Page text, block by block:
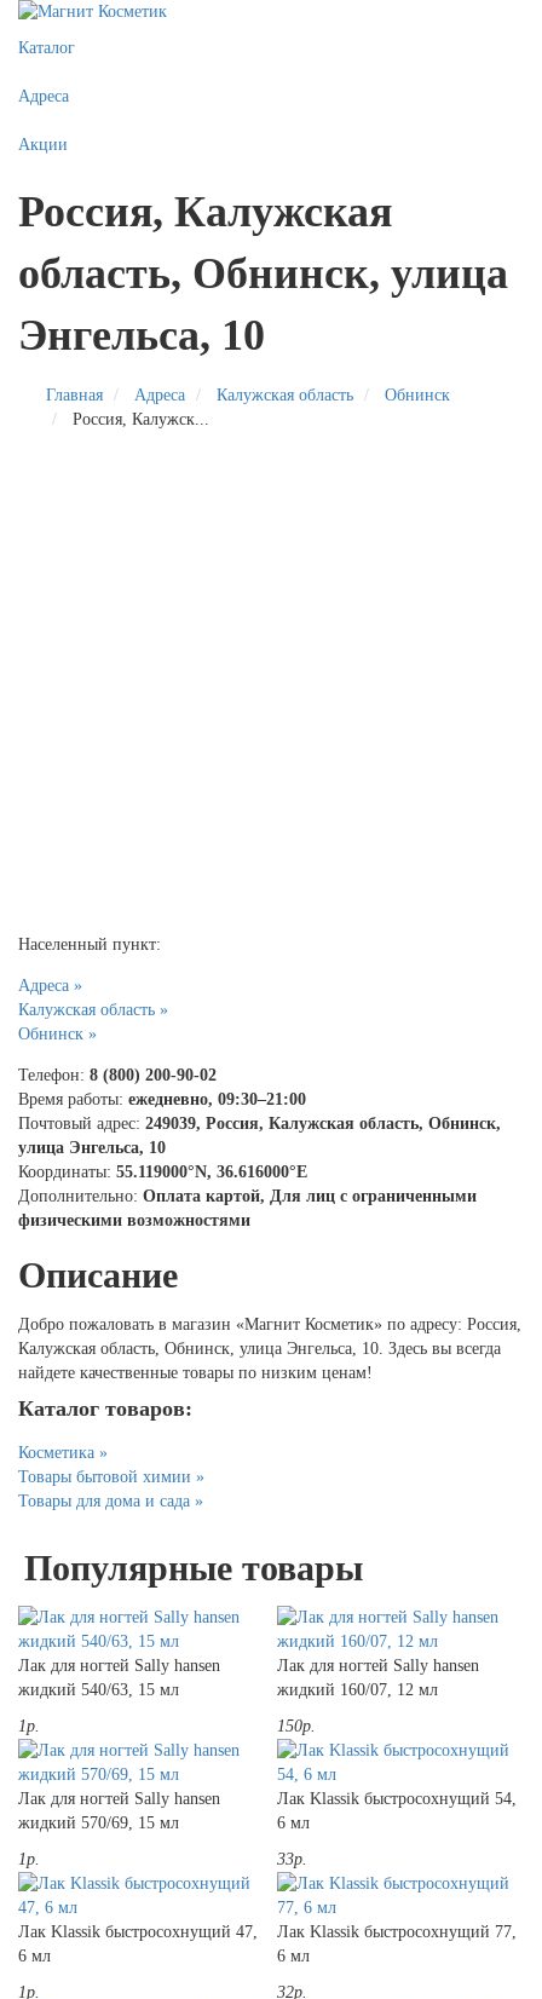
Каталог
Адреса
Акции
Россия, Калужская
область, Обнинск, улица
Энгельса, 10
Главная Адреса Калужская область
Обнинск
Россия, Калужск...
Населенный пункт:
Адреса »
Калужская область »
Обнинск »
Телефон: 8 (800) 200-90-02
Время работы: ежедневно, 09:30–21:00
Почтовый адрес: 249039, Россия, Калужская область, Обнинск,
улица Энгельса, 10
Координаты: 55.119000°N, 36.616000°E
Дополнительно: Оплата картой, Для лиц с ограниченными
физическими возможностями
Описание
Добро пожаловать в магазин «Магнит Косметик» по адресу: Россия,
Калужская область, Обнинск, улица Энгельса, 10. Здесь вы всегда
найдете качественные товары по низким ценам!
Каталог товаров:
Косметика »
Товары бытовой химии »
Товары для дома и сада »
Популярные товары
Лак для ногтей Sally hansen
жидкий 540/63, 15 мл
1р.
Лак для ногтей Sally hansen
жидкий 160/07, 12 мл
150р.
Лак для ногтей Sally hansen
жидкий 570/69, 15 мл
1р.
Лак Klassik быстросохнущий 54,
6 мл
33р.
Лак Klassik быстросохнущий 47,
6 мл
1р.
Лак Klassik быстросохнущий 77,
6 мл
32р.